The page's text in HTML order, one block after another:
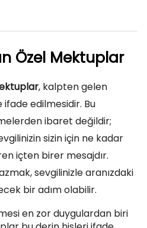
Özel Mektuplar
, kalpten gelen
ifade edilmesidir. Bu
ibaret değildir;
sizin için ne kadar
içten birer mesajdır.
sevgilinizle aranızdaki
bir adım olabilir.